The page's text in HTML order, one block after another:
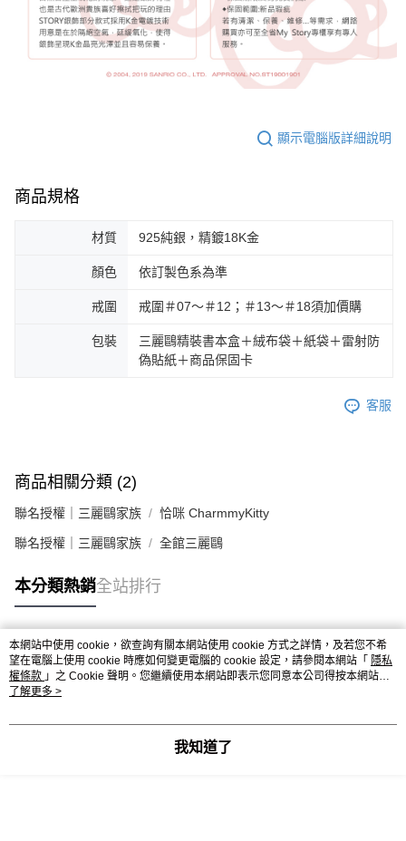
顯示電腦版詳細說明
商品規格
材質 925純銀，精鍍18K金
顏色 依訂製色系為準
戒圍 戒圍＃07～＃12；＃13～＃18須加價購
包裝
三麗鷗精裝書本盒＋絨布袋＋紙袋＋雷射防
偽貼紙＋商品保固卡
客服
商品相關分類 (2)
聯名授權｜三麗鷗家族 恰咪 CharmmyKitty
聯名授權｜三麗鷗家族 全館三麗鷗
本分類熱銷全站排行
熱門標籤
本網站中使用 cookie，欲查詢有關本網站使用 cookie 方式之詳情，及若您不希
望在電腦上使用 cookie 時應如何變更電腦的 cookie 設定，請參閱本網站「 隱私
權條款 」之 Cookie 聲明。您繼續使用本網站即表示您同意本公司得按本網站使
用條款之 Cookie 聲明使用 cookie。
了解更多 >
我知道了